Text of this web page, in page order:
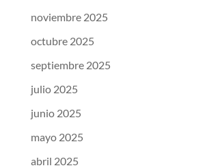
noviembre 2025
octubre 2025
septiembre 2025
julio 2025
junio 2025
mayo 2025
abril 2025